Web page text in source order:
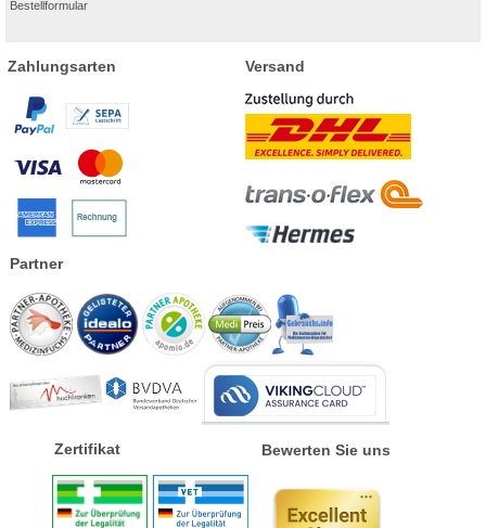
Bestellformular
Zahlungsarten Versand
Partner
Zertifikat Bewerten Sie uns